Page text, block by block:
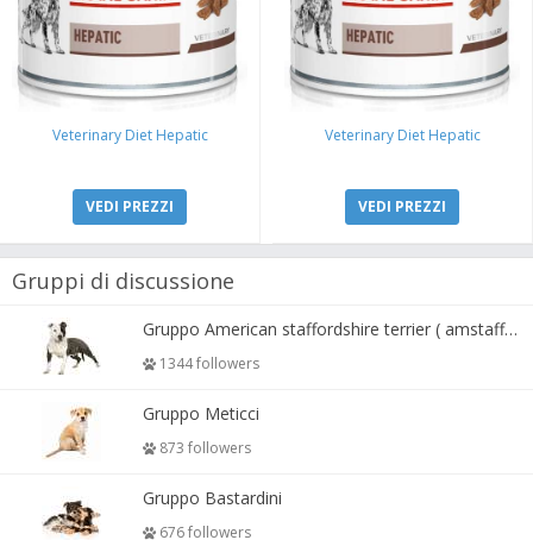
Veterinary Diet Hepatic
VEDI PREZZI
Veterinary Diet Hepatic
VEDI PREZZI
Gruppi di discussione
Gruppo American staffordshire terrier ( amstaff, amastaff )
1344 followers
Gruppo Meticci
873 followers
Gruppo Bastardini
676 followers